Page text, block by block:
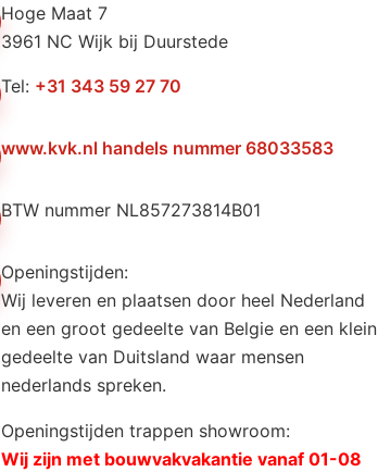
Hoge Maat 7
3961 NC Wijk bij Duurstede
Tel: +31 343 59 27 70
www.kvk.nl handels nummer 68033583
BTW nummer NL857273814B01
Openingstijden:
Wij leveren en plaatsen door heel Nederland
en een groot gedeelte van Belgie en een klein
gedeelte van Duitsland waar mensen
nederlands spreken.
Openingstijden trappen showroom:
Wij zijn met bouwvakvakantie vanaf 01-08